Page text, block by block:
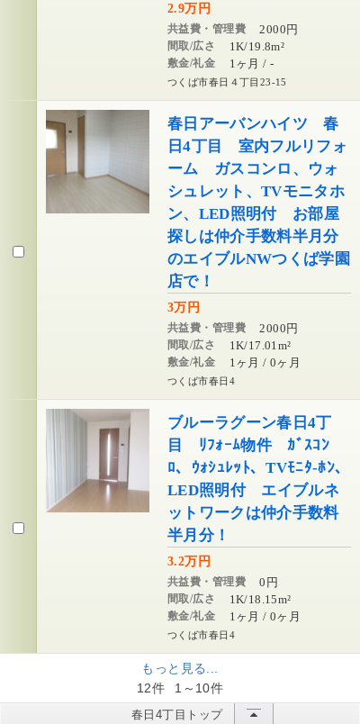
2.9万円
共益費・管理費 2000円
間取/広さ 1K/19.8m²
敷金/礼金 1ヶ月 / -
つくば市春日４丁目23-15
春日アーバンハイツ 春
日4丁目 室内フルリフォ
ーム ガスコンロ、ウォ
シュレット、TVモニタホ
ン、LED照明付 お部屋
探しは仲介手数料半月分
のエイブルNWつくば学園
店で！
3万円
共益費・管理費 2000円
間取/広さ 1K/17.01m²
敷金/礼金 1ヶ月 / 0ヶ月
つくば市春日4
ブルーラグーン春日4丁
目 ﾘﾌｫｰﾑ物件 ｶﾞｽｺﾝ
ﾛ、ｳｫｼｭﾚｯﾄ、TVﾓﾆﾀ‐ﾎﾝ、
LED照明付 エイブルネ
ットワークは仲介手数料
半月分！
3.2万円
共益費・管理費 0円
間取/広さ 1K/18.15m²
敷金/礼金 1ヶ月 / 0ヶ月
つくば市春日4
もっと見る...
12件
1～10件
春日4丁目トップ